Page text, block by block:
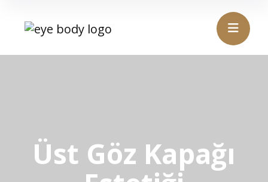
Üst Göz Kapağı